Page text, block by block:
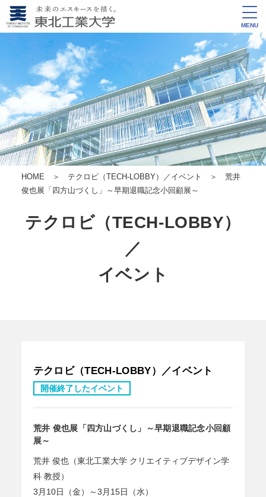
MENU
HOME ＞ テクロビ（TECH-LOBBY）／イベント
＞ 荒井
俊也展「四方山づくし」～早期退職記念小回顧展～
テクロビ（TECH-LOBBY）
／
イベント
テクロビ（TECH-LOBBY）／イベント
開催終了したイベント
荒井 俊也展「四方山づくし」～早期退職記念小回顧
展～
荒井 俊也（東北工業大学 クリエイティブデザイン学
科 教授）
3月10日（金）～3月15日（水）